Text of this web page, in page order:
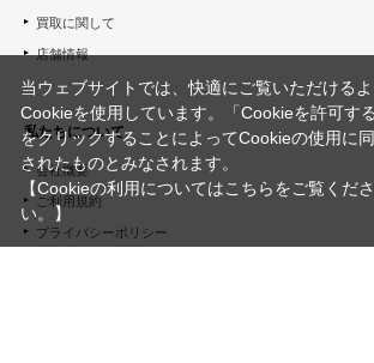
買取に関して
店舗情報
私たちについて
会社概要
ご利用規約
プライバシーポリシー
当ウェブサイトでは、快適にご覧いただけるよ
Cookieを使用しています。「Cookieを許可する
をクリックすることによってCookieの使用に
されたものとみなされます。
【Cookieの利用についてはこちらをご覧くださ
い。】